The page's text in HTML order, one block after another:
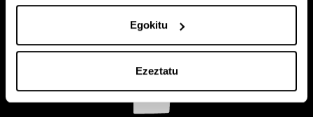
Egokitu
Ezeztatu